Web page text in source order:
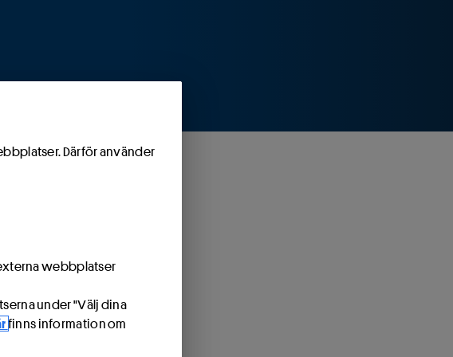
Därför använder
webbplatser
under "Välj dina
finns information om